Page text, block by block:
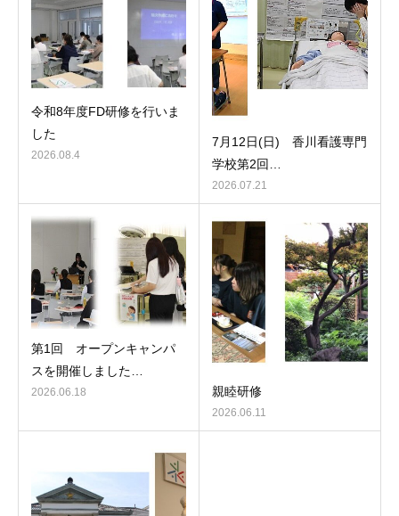
令和8年度FD研修を行いま
した
2026.08.4
7月12日(日) 香川看護専門
学校第2回…
2026.07.21
第1回 オープンキャンパ
スを開催しました…
2026.06.18 親睦研修
2026.06.11